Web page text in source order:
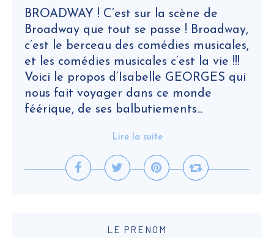
BROADWAY ! C’est sur la scène de
Broadway que tout se passe ! Broadway,
c’est le berceau des comédies musicales,
et les comédies musicales c’est la vie !!!
Voici le propos d’Isabelle GEORGES qui
nous fait voyager dans ce monde
féérique, de ses balbutiements...
Lire la suite
LE PRENOM